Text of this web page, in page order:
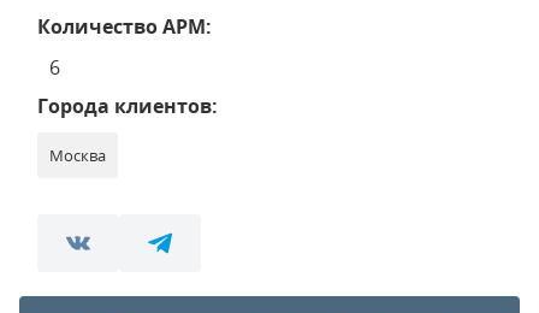
Количество АРМ:
6
Города клиентов:
Москва